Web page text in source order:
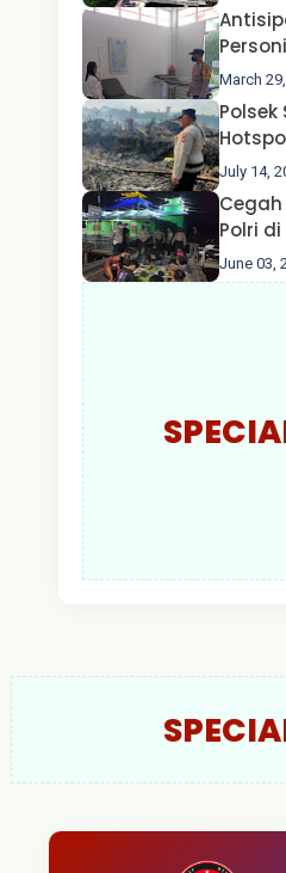
Oleh
Nusa
Hulu
March
Polsek
Desa
Api
Padam
July 14,
Cegah
Polri
June 03,